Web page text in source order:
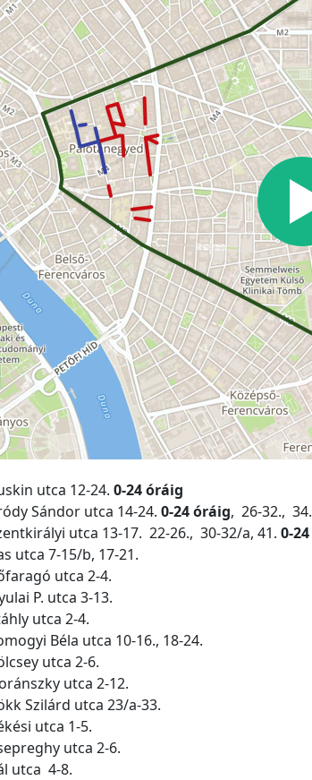
utca 12-24. 0-24 óráig
Sándor utca 14-24. 0-24 óráig, 26-32., 34.
utca 13-17. 22-26., 30-32/a, 41. 0-
utca 7-15/b, 17-21.
utca 2-4.
P. utca 3-13.
utca 2-4.
Béla utca 10-16., 18-24.
utca 2-6.
utca 2-12.
Szilárd utca 23/a-33.
utca 1-5.
utca 2-6.
utca 4-8.